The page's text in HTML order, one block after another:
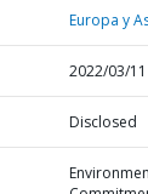
Europa y
2022/03/11
Disclosed